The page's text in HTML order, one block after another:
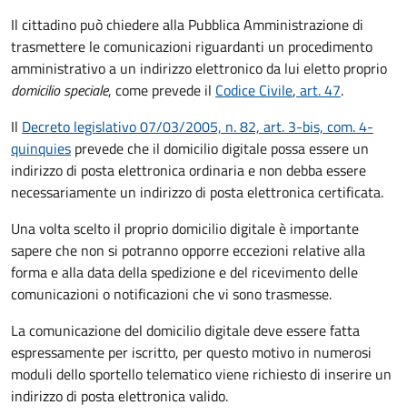
Il cittadino può chiedere alla Pubblica Amministrazione di
trasmettere le comunicazioni riguardanti un procedimento
amministrativo a un indirizzo elettronico da lui eletto proprio
domicilio speciale, come prevede il Codice Civile, art. 47.
Il Decreto legislativo 07/03/2005, n. 82, art. 3-bis, com. 4-
quinquies prevede che il domicilio digitale possa essere un
indirizzo di posta elettronica ordinaria e non debba essere
necessariamente un indirizzo di posta elettronica certificata.
Una volta scelto il proprio domicilio digitale è importante
sapere che non si potranno opporre eccezioni relative alla
forma e alla data della spedizione e del ricevimento delle
comunicazioni o notificazioni che vi sono trasmesse.
La comunicazione del domicilio digitale deve essere fatta
espressamente per iscritto, per questo motivo in numerosi
moduli dello sportello telematico viene richiesto di inserire un
indirizzo di posta elettronica valido.